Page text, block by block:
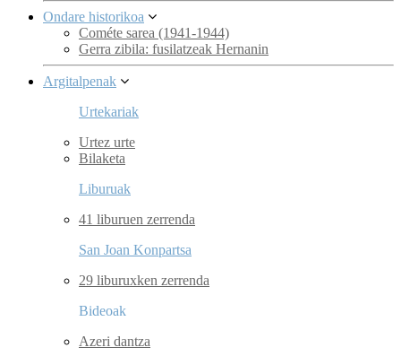
Ondare historikoa
Cométe sarea (1941-1944)
Gerra zibila: fusilatzeak Hernanin
Argitalpenak
Urtekariak
Urtez urte
Bilaketa
Liburuak
41 liburuen zerrenda
San Joan Konpartsa
29 liburuxken zerrenda
Bideoak
Azeri dantza